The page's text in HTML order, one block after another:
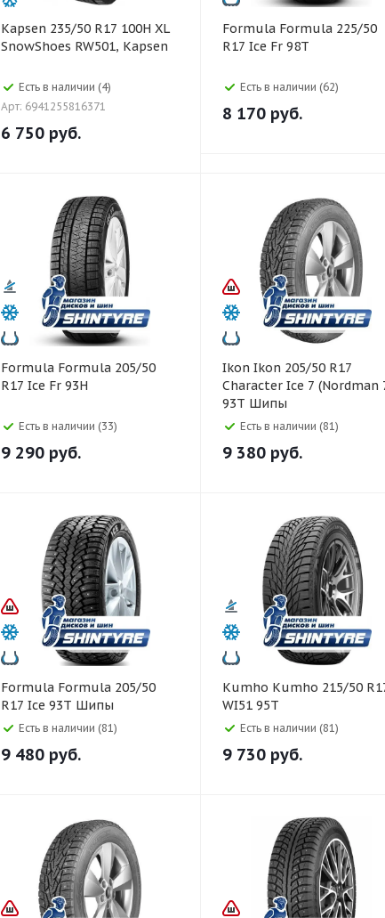
Kapsen 235/50 R17 100H XL
SnowShoes RW501, Kapsen
Есть в наличии (4)
Арт: 6941255816371
6 750 руб.
Formula Formula 225/50
R17 Ice Fr 98T
Есть в наличии (62)
8 170 руб.
Formula Formula 205/50
R17 Ice Fr 93H
Есть в наличии (33)
9 290 руб.
Ikon Ikon 205/50 R17
Character Ice 7 (Nordman
93T Шипы
Есть в наличии (81)
9 380 руб.
Formula Formula 205/50
R17 Ice 93T Шипы
Есть в наличии (81)
9 480 руб.
Kumho Kumho 215/50 R17
WI51 95T
Есть в наличии (81)
9 730 руб.